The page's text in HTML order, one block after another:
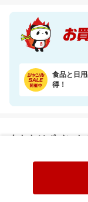
食品と日
得！
あなたはポイント